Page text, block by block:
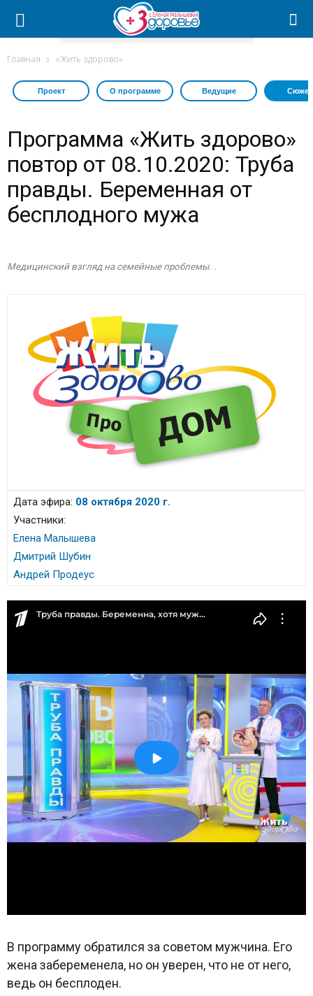
Главная «Жить здорово»
Проект О программе Ведущие
Программа «Жить здорово»
повтор от 08.10.2020: Труба
правды. Беременная от
бесплодного мужа
Медицинский взгляд на семейные проблемы. .
Дата эфира: 08 октября 2020 г.
Участники:
Елена Малышева
Дмитрий Шубин
Андрей Продеус
В программу обратился за советом мужчина. Его
жена забеременела, но он уверен, что не от него,
ведь он бесплоден.